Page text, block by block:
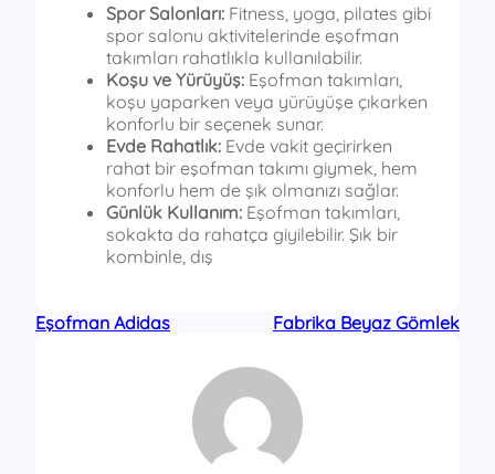
Spor Salonları: Fitness, yoga, pilates gibi
spor salonu aktivitelerinde eşofman
takımları rahatlıkla kullanılabilir.
Koşu ve Yürüyüş: Eşofman takımları,
koşu yaparken veya yürüyüşe çıkarken
konforlu bir seçenek sunar.
Evde Rahatlık: Evde vakit geçirirken
rahat bir eşofman takımı giymek, hem
konforlu hem de şık olmanızı sağlar.
Günlük Kullanım: Eşofman takımları,
sokakta da rahatça giyilebilir. Şık bir
kombinle, dış
Eşofman Adidas Fabrika Beyaz Gömlek